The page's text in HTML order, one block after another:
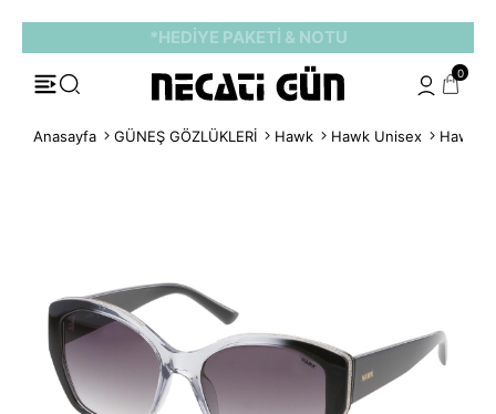
*HEDİYE PAKETİ & NOTU
0
Anasayfa GÜNEŞ GÖZLÜKLERİ Hawk Hawk Unisex Hawk